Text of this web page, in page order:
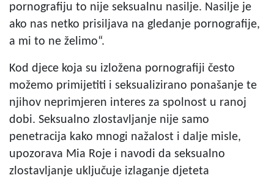
pornografiju to nije seksualnu nasilje. Nasilje je
ako nas netko prisiljava na gledanje pornografije,
a mi to ne želimo“.
Kod djece koja su izložena pornografiji često
možemo primijetiti i seksualizirano ponašanje te
njihov neprimjeren interes za spolnost u ranoj
dobi. Seksualno zlostavljanje nije samo
penetracija kako mnogi nažalost i dalje misle,
upozorava Mia Roje i navodi da seksualno
zlostavljanje uključuje izlaganje djeteta